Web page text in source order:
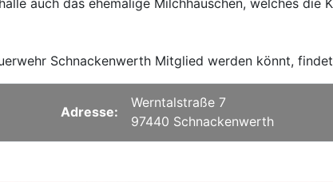
Schnackenwerth Mitglied werden könnt,
Adresse:
Werntalstraße 7
97440 Schnackenwerth